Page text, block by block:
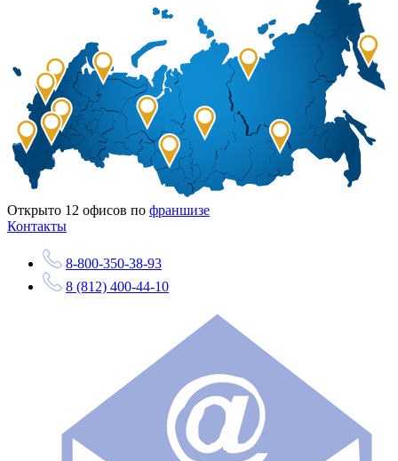
Открыто 12 офисов по франшизе
Контакты
8-800-350-38-93
8 (812) 400-44-10